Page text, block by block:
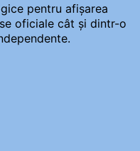
pentru afișarea
oficiale cât și dintr-o
.